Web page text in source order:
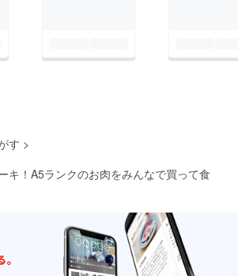
す >
キ！A5ランクのお肉をみんなで買って食